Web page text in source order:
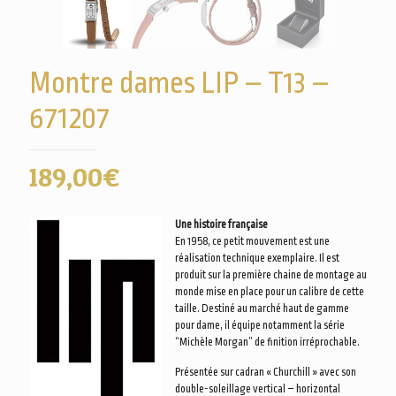
Montre dames LIP – T13 –
671207
189,00€
Une histoire française
En 1958, ce petit mouvement est une
réalisation technique exemplaire. Il est
produit sur la première chaine de montage au
monde mise en place pour un calibre de cette
taille. Destiné au marché haut de gamme
pour dame, il équipe notamment la série
“Michèle Morgan” de finition irréprochable.
Présentée sur cadran « Churchill » avec son
double-soleillage vertical – horizontal